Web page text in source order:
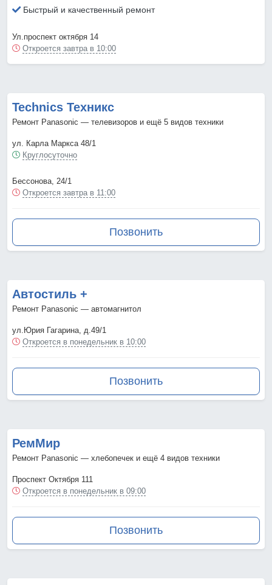
Быстрый и качественный ремонт
Ул.проспект октября 14
Откроется завтра в 10:00
Technics Техникс
Ремонт Panasonic — телевизоров и ещё 5 видов техники
ул. Карла Маркса 48/1
Круглосуточно
Бессонова, 24/1
Откроется завтра в 11:00
Позвонить
Автостиль +
Ремонт Panasonic — автомагнитол
ул.Юрия Гагарина, д.49/1
Откроется в понедельник в 10:00
Позвонить
РемМир
Ремонт Panasonic — хлебопечек и ещё 4 видов техники
Проспект Октября 111
Откроется в понедельник в 09:00
Позвонить